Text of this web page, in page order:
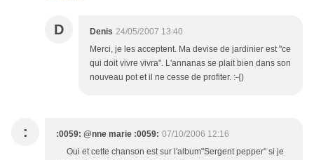
D Denis 24/05/2007 13:40
Merci, je les acceptent. Ma devise de jardinier est "ce
qui doit vivre vivra". L'annanas se plait bien dans son
nouveau pot et il ne cesse de profiter. :-{)
: :0059: @nne marie :0059: 07/10/2006 12:16
Oui et cette chanson est sur l'album"Sergent pepper" si je